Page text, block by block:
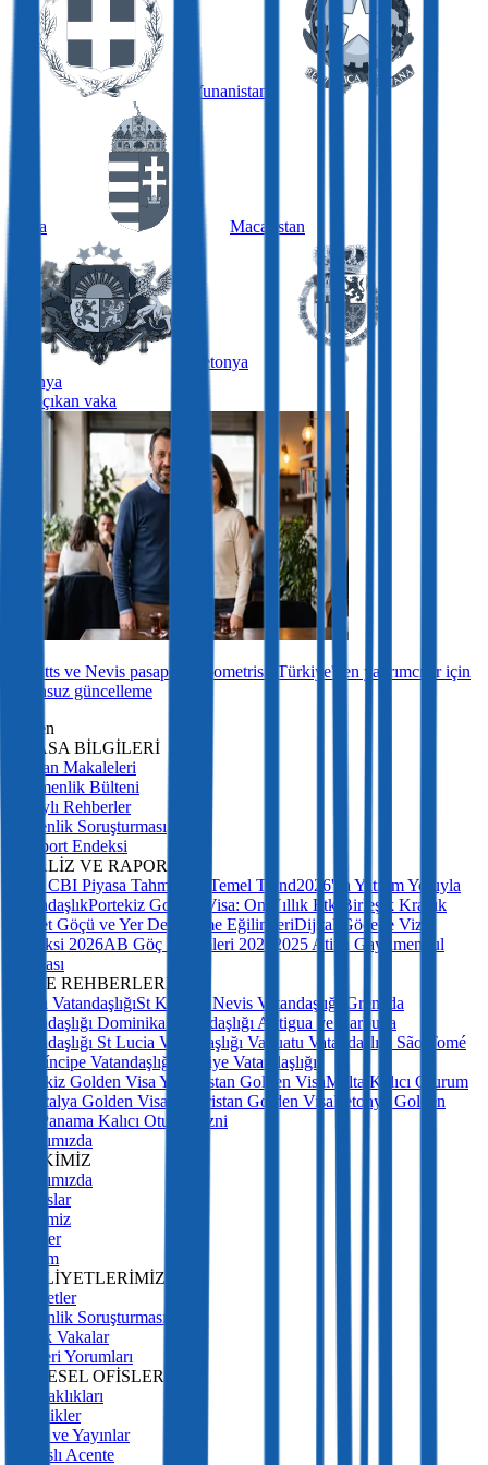
Yunanistan
İtalya Macaristan
Letonya
İspanya
Öne çıkan vaka
St Kitts ve Nevis pasaport biyometrisi: Türkiye'den yatırımcılar için
sorunsuz güncelleme
Bülten
PİYASA BİLGİLERİ
Uzman Makaleleri
Göçmenlik Bülteni
Detaylı Rehberler
Güvenlik Soruşturması
Pasaport Endeksi
ANALİZ VE RAPORLAR
2027 CBI Piyasa Tahmini: 5 Temel Trend2026'da Yatırım Yoluyla
VatandaşlıkPortekiz Golden Visa: On Yıllık Etki
Birleşik Krallık
Servet Göçü ve Yer Değiştirme EğilimleriDijital Göçebe Vize
Endeksi 2026AB Göç Eğilimleri 2025
2025 Atina Gayrimenkul
Piyasası
ÜLKE REHBERLERİ
Malta VatandaşlığıSt Kitts ve Nevis Vatandaşlığı
Grenada
Vatandaşlığı Dominika Vatandaşlığı Antigua ve Barbuda
Vatandaşlığı St Lucia Vatandaşlığı Vanuatu Vatandaşlığı São Tomé
ve Príncipe Vatandaşlığı
Türkiye Vatandaşlığı
Portekiz Golden Visa Yunanistan Golden VisaMalta Kalıcı Oturum
İtalya Golden Visa Macaristan Golden VisaLetonya Golden
Panama Kalıcı Oturum İzni
Hakkımızda
BİZ KİMİZ
Hakkımızda
Lisanslar
Ekibimiz
Kariyer
İletişim
FAALİYETLERİMİZ
Hizmetler
Güvenlik Soruşturması
Örnek Vakalar
Müşteri Yorumları
KÜRESEL OFİSLERİMİZ
İş Ortaklıkları
Etkinlikler
Basın ve Yayınlar
Lisanslı Acente